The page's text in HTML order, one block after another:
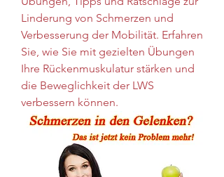
Linderung von Schmerzen und
Verbesserung der Mobilität. Erfahren
Sie, wie Sie mit gezielten Übungen
Ihre Rückenmuskulatur stärken und
die Beweglichkeit der LWS
verbessern können.